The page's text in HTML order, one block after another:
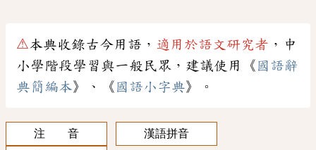
⚠本典收錄古今用語， 適用於語文研究者 ，中
小學階段學習與一般民眾，建議使用《 國語辭
典簡編本》、《 國語小字典》。
注 音
漢語拼音